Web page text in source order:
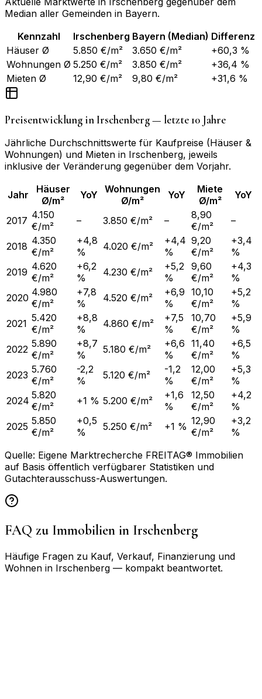
Median aller Gemeinden in Bayern.
Kennzahl
Irschenberg Bayern (Median) Differenz
Häuser Ø
5.850 €/m² 3.650 €/m²
+60,3 %
Wohnungen Ø 5.250 €/m² 3.850 €/m²
+36,4 %
Mieten Ø
12,90 €/m² 9,80 €/m² +31,6 %
Preisentwicklung inIrschenberg— letzte 10 Jahre
Jährliche Durchschnittswerte für Kaufpreise (Häuser &
Wohnungen) und Mieten in Irschenberg, jeweils
inklusive der Veränderung gegenüber dem Vorjahr.
Jahr
Häuser
Ø/m²
YoY
Wohnungen
Ø/m²
YoY
Miete
Ø/m²
YoY
2017 4.150
€/m²
– 3.850 €/m² –
8,90
€/m²
–
2018 4.350
€/m²
+4,8
%
4.020 €/m²
+4,4
%
9,20
€/m²
+3,4
%
2019 4.620
€/m²
+6,2
%
4.230 €/m²
+5,2
%
9,60
€/m²
+4,3
%
2020 4.980
€/m²
+7,8
%
4.520 €/m²
+6,9
%
10,10
€/m²
+5,2
%
2021 5.420
€/m²
+8,8
%
4.860 €/m²
+7,5
%
10,70
€/m²
+5,9
%
2022 5.890
€/m²
+8,7
%
5.180 €/m²
+6,6
%
11,40
€/m²
+6,5
%
2023 5.760
€/m²
-2,2
%
5.120 €/m²
-1,2
%
12,00
€/m²
+5,3
%
2024 5.820
€/m²
+1 % 5.200 €/m²
+1,6
%
12,50
€/m²
+4,2
%
2025 5.850
€/m²
+0,5
%
5.250 €/m² +1 % 12,90
€/m²
+3,2
%
Quelle: Eigene Marktrecherche FREITAG® Immobilien
auf Basis öffentlich verfügbarer Statistiken und
Gutachterausschuss-Auswertungen.
FAQ zu Immobilien in Irschenberg
Häufige Fragen zu Kauf, Verkauf, Finanzierung und
Wohnen in Irschenberg — kompakt beantwortet.